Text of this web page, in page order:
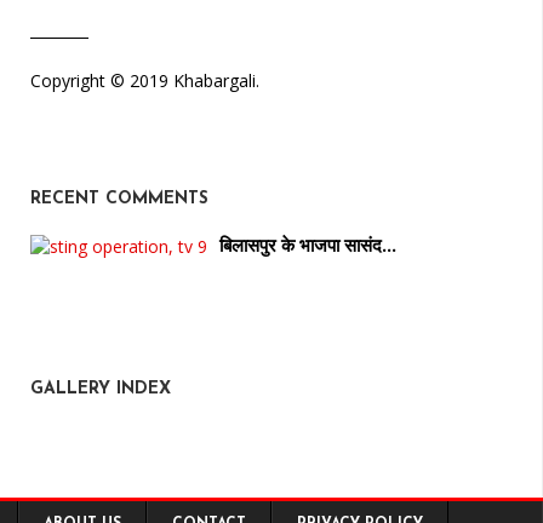
Copyright © 2019 Khabargali.
RECENT COMMENTS
बिलासपुर के भाजपा सासंद…
GALLERY INDEX